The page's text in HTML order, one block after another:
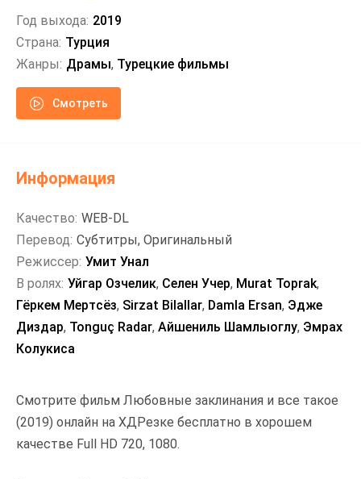
Год выхода: 2019
Страна: Турция
Жанры: Драмы, Турецкие фильмы
Смотреть
Смотрите фильм Любовные заклинания и все такое
(2019) онлайн на ХДРезке бесплатно в хорошем
качестве Full HD 720, 1080.
Информация
Качество: WEB-DL
Перевод: Субтитры, Оригинальный
Режиссер: Умит Унал
В ролях: Уйгар Озчелик, Селен Учер, Murat Toprak,
Гёркем Мертсёз, Sirzat Bilallar, Damla Ersan, Эдже
Диздар, Tonguç Radar, Айшениль Шамлыоглу, Эмрах
Колукиса